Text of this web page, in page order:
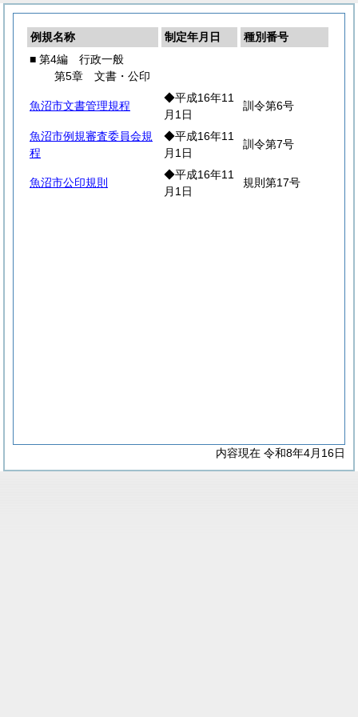
例規名称 制定年月日
種別番号
■ 第4編 行政一般
第5章 文書・公印
魚沼市文書管理規程
◆平成16年11
月1日
訓令第6号
魚沼市例規審査委員会規
程
◆平成16年11
月1日
訓令第7号
魚沼市公印規則
◆平成16年11
月1日
規則第17号
内容現在 令和8年4月16日